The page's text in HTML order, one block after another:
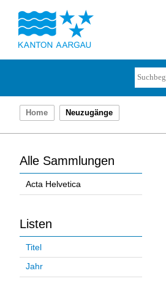
Home Neuzugänge
Alle Sammlungen
Acta Helvetica
Listen
Titel
Jahr